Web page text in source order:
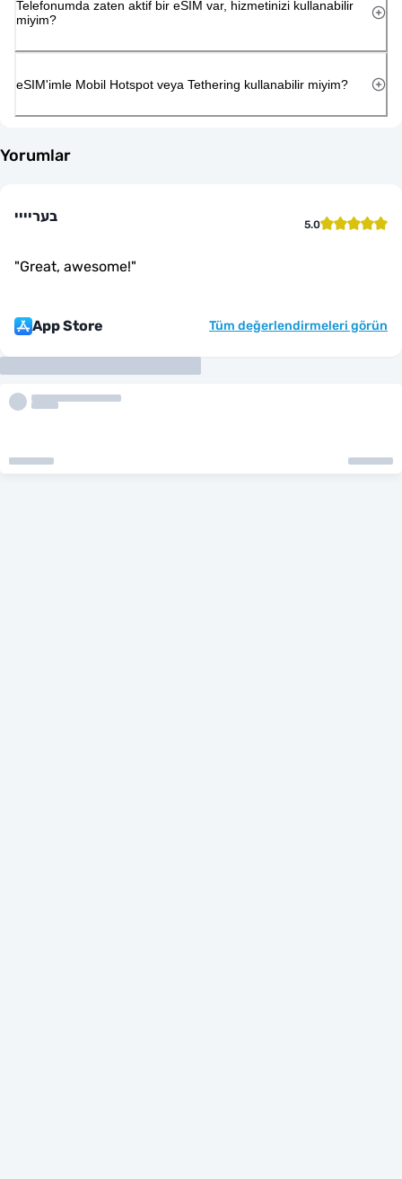
Telefonumda zaten aktif bir eSIM var, hizmetinizi kullanabilir
miyim?
eSIM'imle Mobil Hotspot veya Tethering kullanabilir miyim?
Yorumlar
בעריייי 5.0
"Great, awesome!"
App Store Tüm değerlendirmeleri görün